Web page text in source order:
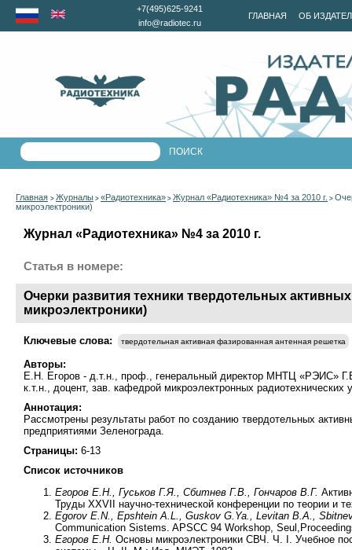
ГЛАВНАЯ ОБ
+7(495)625-9241
info@radiotec.ru
Главная > Журналы > «Радиотехника» > Журнал «Радиотехника» №4 за 2010 г. >
микроэлектроники)
Журнал «Радиотехника» №4 за 2010 г.
Статья в номере:
Очерки развития техники твердотельных
микроэлектроники)
Ключевые слова: твердотельная активная фазированная антенная решетка
Авторы:
Е.Н. Егоров - д.т.н., проф., генеральный директор МНТЦ «РЭИС»
к.т.н., доцент, зав. кафедрой микроэлектронных
Аннотация:
Рассмотрены результаты работ по созданию твердотельных
предприятиями Зеленограда.
Страницы: 6-13
Список источников
Егоров Е.Н., Гуськов Г.Я., Сбитнев Г.В., Гончаров В.Г.
Труды ХХVII научно-технической конференции по теории и
Egorov E.N., Epshtein A.L., Guskov G.Ya., Levitan B.A.,
Communication Sistems. APSCC 94 Workshop,
Егоров Е.Н. Основы микроэлектроники СВЧ. Ч. I. Учебное